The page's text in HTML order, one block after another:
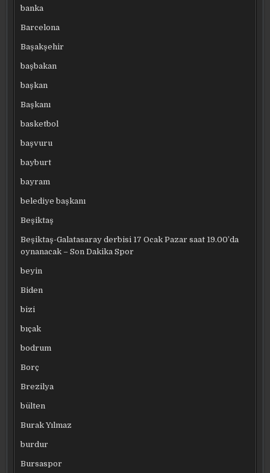
banka
Barcelona
Başakşehir
başbakan
başkan
Başkanı
basketbol
başvuru
bayburt
bayram
belediye başkanı
Beşiktaş
Beşiktaş-Galatasaray derbisi 17 Ocak Pazar saat 19.00’da
oynanacak – Son Dakika Spor
beyin
Biden
bizi
bıçak
bodrum
Borç
Brezilya
bülten
Burak Yılmaz
burdur
Bursaspor